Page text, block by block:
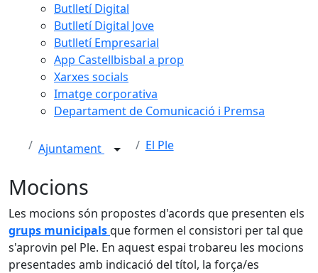
Butlletí Digital
Butlletí Digital Jove
Butlletí Empresarial
App Castellbisbal a prop
Xarxes socials
Imatge corporativa
Departament de Comunicació i Premsa
Ajuntament El Ple
Mocions
Les mocions són propostes d'acords que presenten els
grups municipalsque formen el consistori per tal que
s'aprovin pel Ple. En aquest espai trobareu les mocions
presentades amb indicació del títol, la força/es